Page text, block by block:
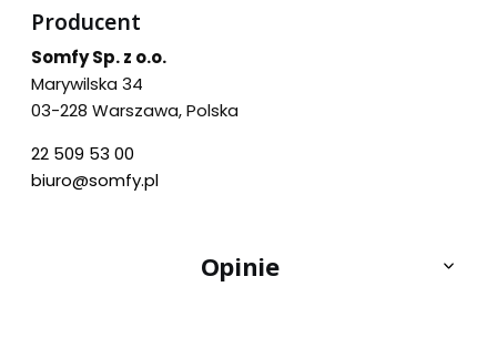
Producent
Somfy Sp. z o.o.
Marywilska 34
03-228 Warszawa, Polska
22 509 53 00
biuro@somfy.pl
Opinie